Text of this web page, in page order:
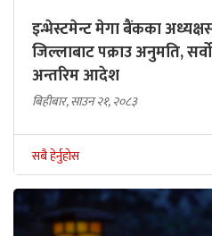
इन्भेस्टमेन्ट मेगा बैंकका
जिल्लाबाट पक्राउ अनुमति,
अन्तरिम आदेश
बिहीबार, साउन २१, २०८३
सबै हेर्नुहोस